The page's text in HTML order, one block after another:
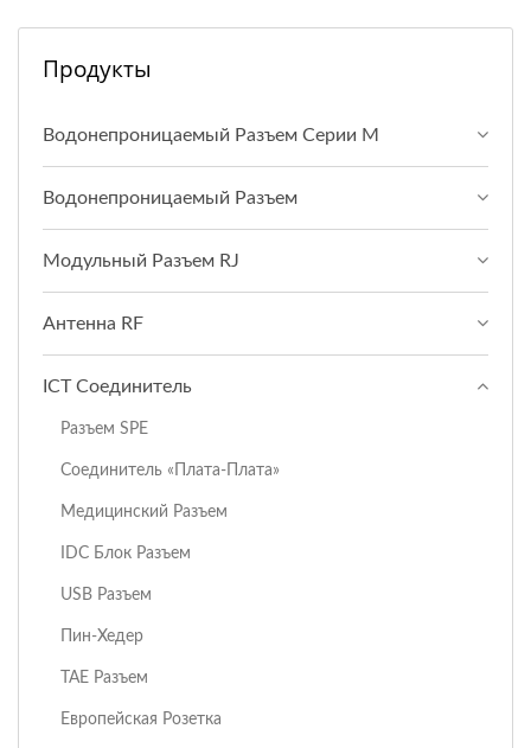
Продукты
Водонепроницаемый Разъем Серии M
Водонепроницаемый Разъем
Модульный Разъем RJ
Антенна RF
ICT Соединитель
Разъем SPE
Соединитель «Плата-Плата»
Медицинский Разъем
IDC Блок Разъем
USB Разъем
Пин-Хедер
TAE Разъем
Европейская Розетка